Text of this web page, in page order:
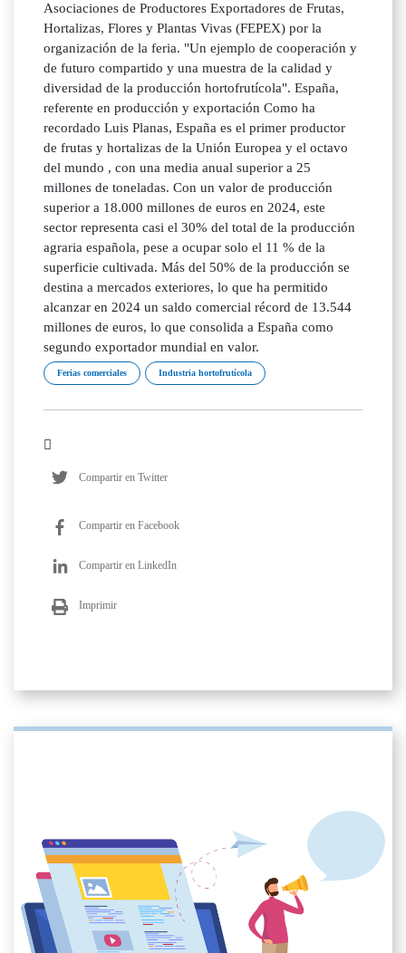
Asociaciones de Productores Exportadores de Frutas,
Hortalizas, Flores y Plantas Vivas (FEPEX) por la
organización de la feria. "Un ejemplo de cooperación y
de futuro compartido y una muestra de la calidad y
diversidad de la producción hortofrutícola". España,
referente en producción y exportación Como ha
recordado Luis Planas, España es el primer productor
de frutas y hortalizas de la Unión Europea y el octavo
del mundo , con una media anual superior a 25
millones de toneladas. Con un valor de producción
superior a 18.000 millones de euros en 2024, este
sector representa casi el 30% del total de la producción
agraria española, pese a ocupar solo el 11 % de la
superficie cultivada. Más del 50% de la producción se
destina a mercados exteriores, lo que ha permitido
alcanzar en 2024 un saldo comercial récord de 13.544
millones de euros, lo que consolida a España como
segundo exportador mundial en valor.
Ferias comerciales Industria hortofrutícola
Compartir en Twitter
Compartir en Facebook
Compartir en LinkedIn
Imprimir